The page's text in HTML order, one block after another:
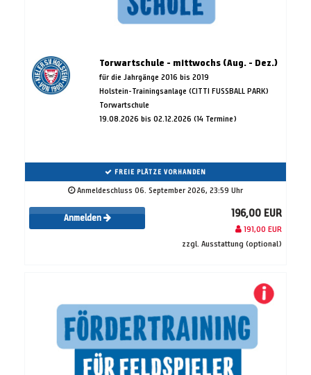
Torwartschule - mittwochs (Aug. - Dez.)
für die Jahrgänge 2016 bis 2019
Holstein-Trainingsanlage (CITTI FUSSBALL PARK)
Torwartschule
19.08.2026 bis 02.12.2026 (14 Termine)
FREIE PLÄTZE VORHANDEN
Anmeldeschluss 06. September 2026, 23:59 Uhr
Anmelden 196,00 EUR
191,00 EUR
zzgl. Ausstattung (optional)